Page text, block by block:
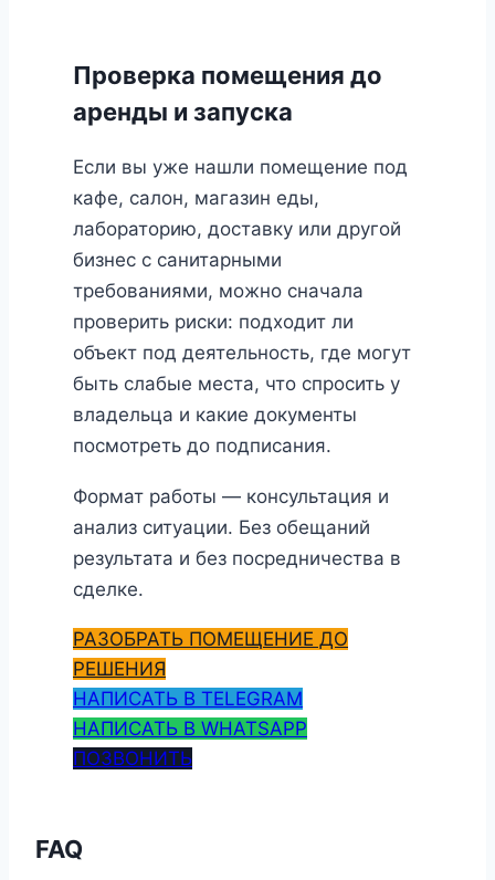
Проверка помещения до
аренды и запуска
Если вы уже нашли помещение под
кафе, салон, магазин еды,
лабораторию, доставку или другой
бизнес с санитарными
требованиями, можно сначала
проверить риски: подходит ли
объект под деятельность, где могут
быть слабые места, что спросить у
владельца и какие документы
посмотреть до подписания.
Формат работы — консультация и
анализ ситуации. Без обещаний
результата и без посредничества в
сделке.
РАЗОБРАТЬ ПОМЕЩЕНИЕ ДО
РЕШЕНИЯ
НАПИСАТЬ В TELEGRAM
НАПИСАТЬ В WHATSAPP
ПОЗВОНИТЬ
FAQ